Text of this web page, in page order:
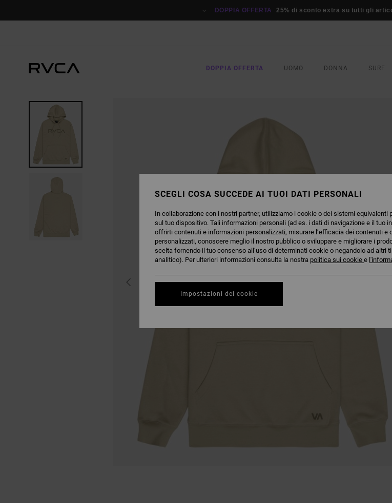
DOPPIA OFFERTA 25% di sconto extra su tutti gli
DOPPIA OFFERTA UOMO DONNA SURF
SCEGLI COSA SUCCEDE AI TUOI DATI PERSONALI
In collaborazione con i nostri partner, utilizziamo i cookie o dei sistemi
sul tuo dispositivo. Tali informazioni personali (ad es. i dati di navigazione e il tuo
offrirti contenuti e informazioni personalizzati, misurare l’efficacia dei contenuti e
personalizzati, conoscere meglio il nostro pubblico o sviluppare e migliorare i
scelta fornendo il tuo consenso all’uso di determinati cookie o negandolo ad altri
analitico). Per ulteriori informazioni consulta la nostra politica sui cookie e
Impostazioni dei cookie